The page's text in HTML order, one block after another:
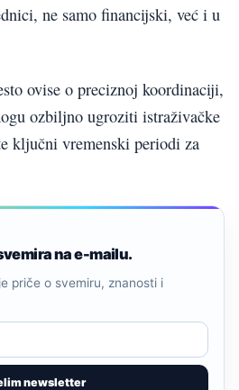
ne samo financijski, već i u
ovise o preciznoj koordinaciji,
ozbiljno ugroziti istraživačke
ključni vremenski periodi za
na e-mailu.
newsletter
priče o svemiru, znanosti i